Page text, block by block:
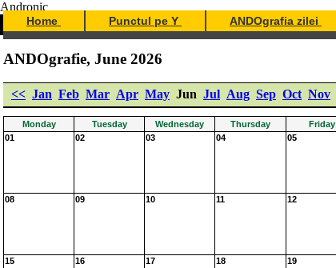
Home Punctul pe Y ANDOgrafia zilei
ANDOgrafie, June 2026
<< Jan Feb Mar Apr May Jun Jul Aug Sep Oct Nov
Monday Tuesday Wednesday Thursday Friday
01
02 03 04 05
08 09 10 11 12
15 16 17 18 19